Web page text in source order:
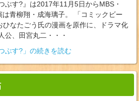
ぶす?』は2017年11月5日からMBS・
青柳翔・成海璃子。 「コミックビー
ひなたごう氏の漫画を原作に、ドラマ化
公、田宮丸二・・・
ぶす?」の続きを読む